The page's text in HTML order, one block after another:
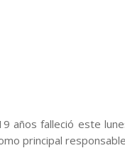
años falleció este
principal